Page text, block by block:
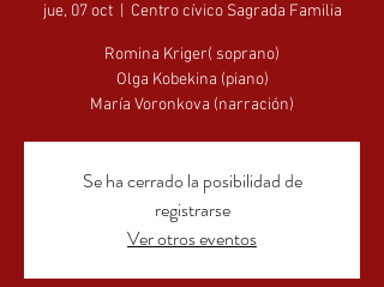
jue, 07 oct
  |
Centro cívico Sagrada Familia
Romina Kriger( soprano)
Olga Kobekina (piano)
María Voronkova (narración)
Se ha cerrado la posibilidad de
registrarse
Ver otros eventos